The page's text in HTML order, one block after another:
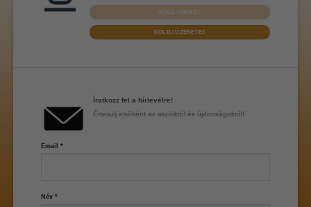
KÜLDJ EMAILT
KÜLDJ ÜZENETET
Íratkozz fel a hírlevélre!
Értesülj elsőként az akciókról és újdonságokról!
Email *
Név *